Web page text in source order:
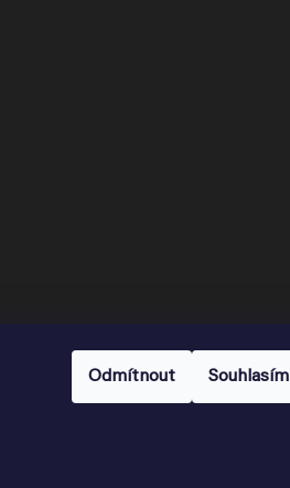
Odmítnout Souhlasím